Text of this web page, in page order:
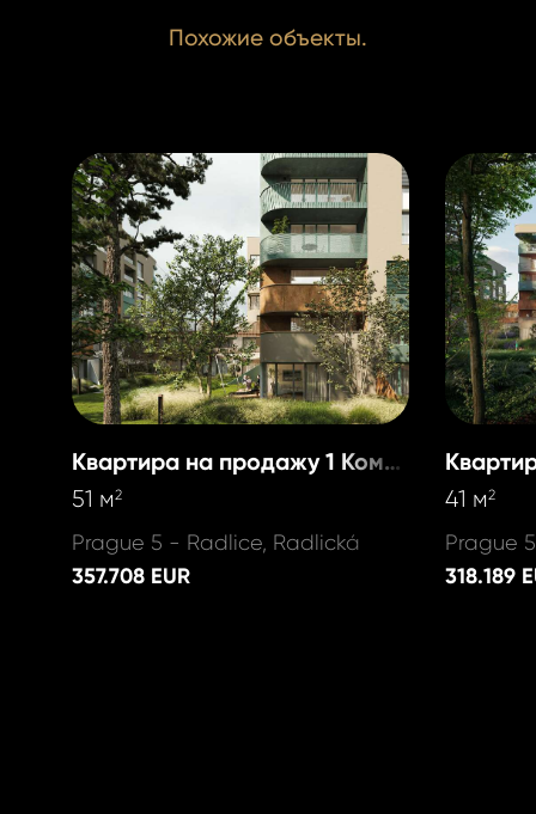
Похожие объекты.
Квартира на продажу 1 Комната
51 м2
Prague 5 - Radlice, Radlická
357.708 EUR
41 м2
Prague
318.189